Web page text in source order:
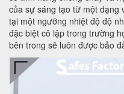
của sự sáng tạo từ một dạng
tại một ngưỡng nhiệt độ độ
đặc biệt cô lập trong trường
bên trong sẽ luôn được bảo